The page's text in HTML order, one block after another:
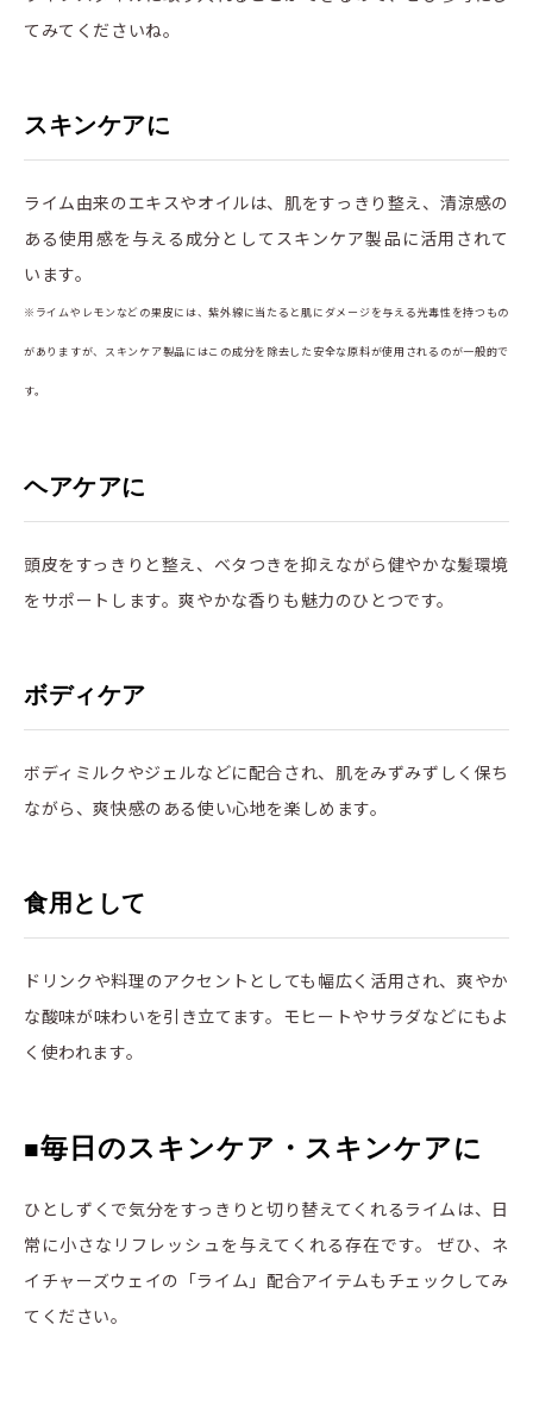
てみてくださいね。
スキンケアに
ライム由来のエキスやオイルは、肌をすっきり整え、清涼感の
ある使用感を与える成分としてスキンケア製品に活用されて
います。
※ライムやレモンなどの果皮には、紫外線に当たると肌にダメージを与える光毒性を持つもの
がありますが、スキンケア製品にはこの成分を除去した安全な原料が使用されるのが一般的で
す。
ヘアケアに
頭皮をすっきりと整え、ベタつきを抑えながら健やかな髪環境
をサポートします。爽やかな香りも魅力のひとつです。
ボディケア
ボディミルクやジェルなどに配合され、肌をみずみずしく保ち
ながら、爽快感のある使い心地を楽しめます。
食用として
ドリンクや料理のアクセントとしても幅広く活用され、爽やか
な酸味が味わいを引き立てます。モヒートやサラダなどにもよ
く使われます。
■毎日のスキンケア・スキンケアに
ひとしずくで気分をすっきりと切り替えてくれるライムは、日
常に小さなリフレッシュを与えてくれる存在です。 ぜひ、ネ
イチャーズウェイの「ライム」配合アイテムもチェックしてみ
てください。